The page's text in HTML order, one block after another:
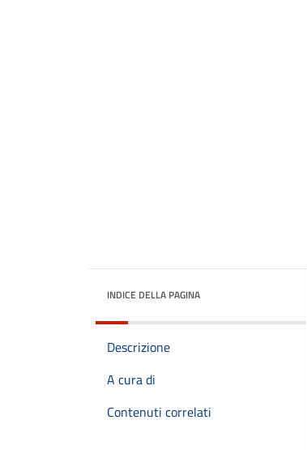
INDICE DELLA PAGINA
Descrizione
A cura di
Contenuti correlati